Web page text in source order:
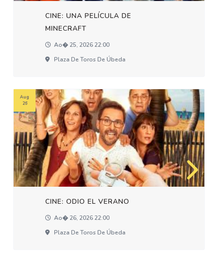
CINE: UNA PELÍCULA DE
MINECRAFT
Ao� 25, 2026 22:00
Plaza De Toros De Úbeda
CINE: ODIO EL VERANO
Ao� 26, 2026 22:00
Plaza De Toros De Úbeda
Aug
26